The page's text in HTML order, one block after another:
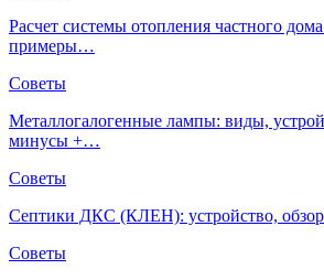
Расчет системы отопления частного
примеры…
Советы
Металлогалогенные лампы: виды,
минусы +…
Советы
Септики ДКС (КЛЕН): устройство,
Советы